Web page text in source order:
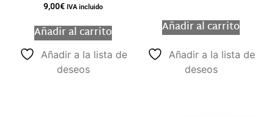
9,00€ IVA incluido
Añadir al carrito
Añadir a la lista de
deseos
Añadir al carrito
Añadir a la lista de
deseos